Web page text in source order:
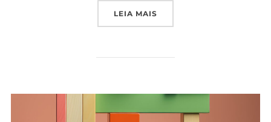
LEIA MAIS